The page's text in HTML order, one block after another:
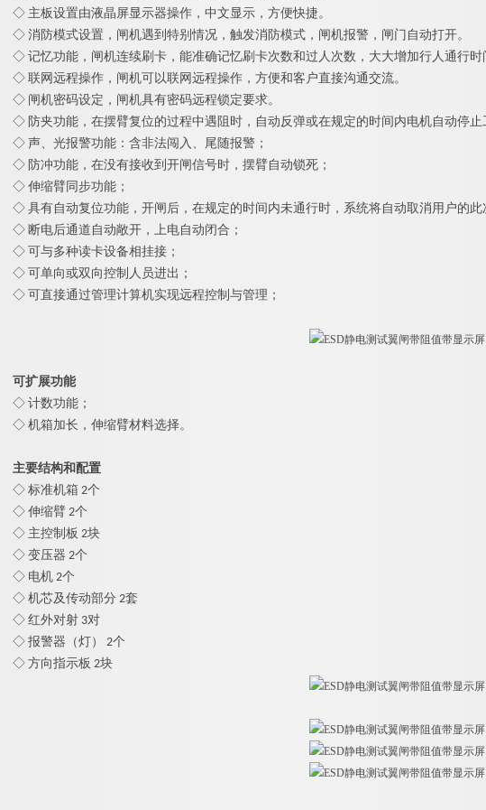
◇ 主板设置由液晶屏显示器操作，中文显示，方便快捷。
◇ 消防模式设置，闸机遇到特别情况，触发消防模式，闸机报警，闸门自动打开。
◇ 记忆功能，闸机连续刷卡，能准确记忆刷卡次数和过人次数，大大增加行人通行时
◇ 联网远程操作，闸机可以联网远程操作，方便和客户直接沟通交流。
◇ 闸机密码设定，闸机具有密码远程锁定要求。
◇ 防夹功能，在摆臂复位的过程中遇阻时，自动反弹或在规定的时间内电机自动停止
◇ 声、光报警功能：含非法闯入、尾随报警；
◇ 防冲功能，在没有接收到开闸信号时，摆臂自动锁死；
◇ 伸缩臂同步功能；
◇ 具有自动复位功能，开闸后，在规定的时间内未通行时，系统将自动取消用户的
◇ 断电后通道自动敞开，上电自动闭合；
◇ 可与多种读卡设备相挂接；
◇ 可单向或双向控制人员进出；
◇ 可直接通过管理计算机实现远程控制与管理；
可扩展功能
◇ 计数功能；
◇ 机箱加长，伸缩臂材料选择。
主要结构和配置
◇ 标准机箱 2个
◇ 伸缩臂 2个
◇ 主控制板 2块
◇ 变压器 2个
◇ 电机 2个
◇ 机芯及传动部分 2套
◇ 红外对射 3对
◇ 报警器（灯） 2个
◇ 方向指示板 2块